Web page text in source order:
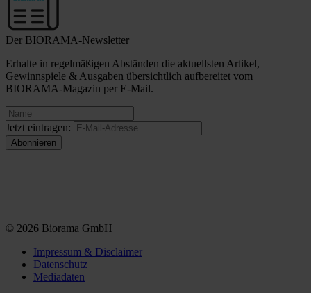
Der BIORAMA-Newsletter
Erhalte in regelmäßigen Abständen die aktuellsten Artikel,
Gewinnspiele & Ausgaben übersichtlich aufbereitet vom
BIORAMA-Magazin per E-Mail.
Jetzt eintragen:
© 2026 Biorama GmbH
Impressum & Disclaimer
Datenschutz
Mediadaten